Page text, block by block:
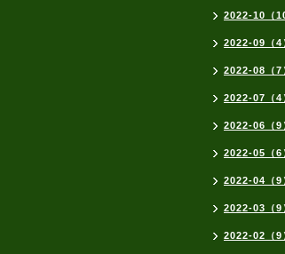
2022-10（
2022-09（4
2022-08（7
2022-07（4
2022-06（9
2022-05（6
2022-04（9
2022-03（9
2022-02（9